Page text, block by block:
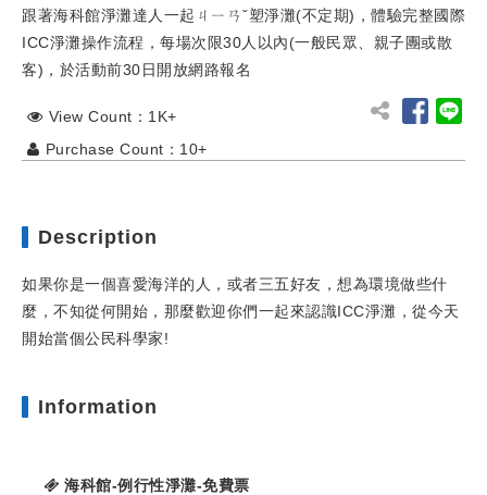
跟著海科館淨灘達人一起ㄐㄧㄢˇ塑淨灘(不定期)，體驗完整國際
ICC淨灘操作流程，每場次限30人以內(一般民眾、親子團或散
客)，於活動前30日開放網路報名
View Count：1K+
Purchase Count：10+
Description
如果你是一個喜愛海洋的人，或者三五好友，想為環境做些什
麼，不知從何開始，那麼歡迎你們一起來認識ICC淨灘，從今天
開始當個公民科學家!
Information
海科館-例行性淨灘-免費票